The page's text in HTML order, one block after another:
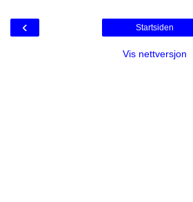
‹ Startsiden
Vis nettversjon